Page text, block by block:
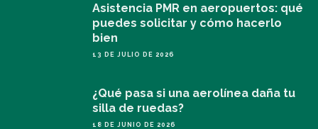
Asistencia PMR en aeropuertos: qué
puedes solicitar y cómo hacerlo
bien
13 DE JULIO DE 2026
¿Qué pasa si una aerolínea daña tu
silla de ruedas?
18 DE JUNIO DE 2026